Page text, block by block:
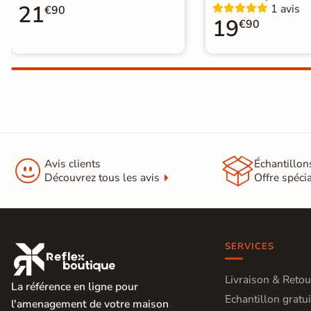
21€90
1 avis
19€90
 Avis clients
Découvrez tous les avis
Offre

La référence en ligne pour
l'amenagement de votre maison
SERVICES
Livraison &
Echantillon